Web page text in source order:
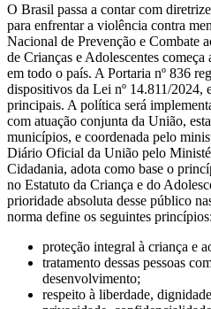
O Brasil passa a contar com
para enfrentar a violência contra
Nacional de Prevenção e Combate
de Crianças e Adolescentes
em todo o país​. A Portaria nº 836
dispositivos da Lei nº 14.811/2024,
principais. A política será
com atuação conjunta da União,
municípios, e coordenada pelo
Diário Oficial da União pelo
Cidadania, adota como base o
no Estatuto da Criança e do
prioridade absoluta desse público
norma define os seguintes princípios:
proteção integral à criança e
tratamento dessas pessoas
desenvolvimento;
respeito à liberdade,